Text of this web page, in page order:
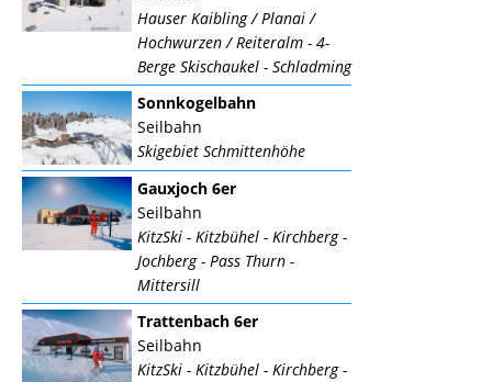
Hauser Kaibling / Planai /
Hochwurzen / Reiteralm - 4-
Berge Skischaukel - Schladming
Sonnkogelbahn
Seilbahn
Skigebiet Schmittenhöhe
Gauxjoch 6er
Seilbahn
KitzSki - Kitzbühel - Kirchberg -
Jochberg - Pass Thurn -
Mittersill
Trattenbach 6er
Seilbahn
KitzSki - Kitzbühel - Kirchberg -